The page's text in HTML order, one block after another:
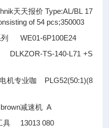
天天报价 Type:AL/BL 17
of 54 pcs;350003
WE01-6P100E24
TS-140-L71 +S
机专业咖 PLG52(50:1)(8
减速机 A
具 13013 080